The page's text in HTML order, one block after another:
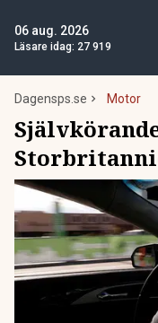
06 aug. 2026
Läsare idag: 27 919
Dagensps.se Motor